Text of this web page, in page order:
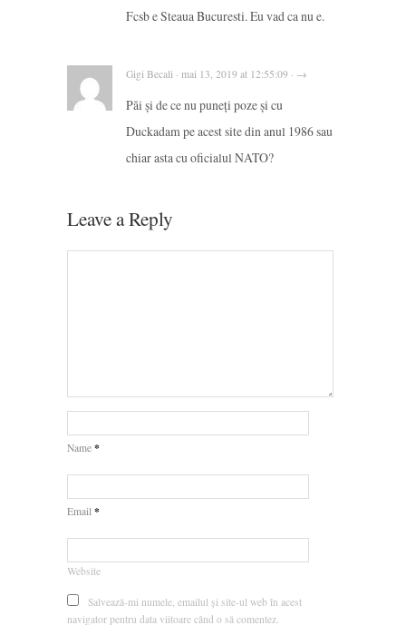
Fcsb e Steaua Bucuresti. Eu vad ca nu e.
Gigi Becali · mai 13, 2019 at 12:55:09 · →
Păi și de ce nu puneți poze și cu
Duckadam pe acest site din anul 1986 sau
chiar asta cu oficialul NATO?
Leave a Reply
Name *
Email *
Website
Salvează-mi numele, emailul și site-ul web în acest
navigator pentru data viitoare când o să comentez.